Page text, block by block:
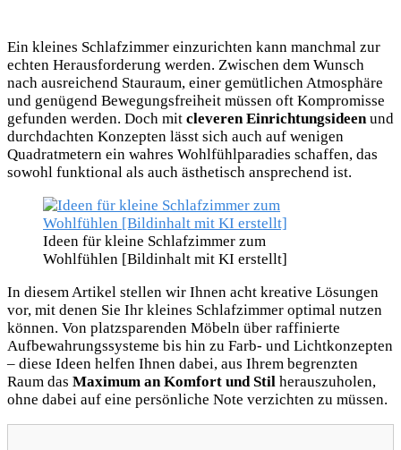
Ein kleines Schlafzimmer einzurichten kann manchmal zur
echten Herausforderung werden. Zwischen dem Wunsch
nach ausreichend Stauraum, einer gemütlichen Atmosphäre
und genügend Bewegungsfreiheit müssen oft Kompromisse
gefunden werden. Doch mit cleveren Einrichtungsideenund
durchdachten Konzepten lässt sich auch auf wenigen
Quadratmetern ein wahres Wohlfühlparadies schaffen, das
sowohl funktional als auch ästhetisch ansprechend ist.
Ideen für kleine Schlafzimmer zum
Wohlfühlen [Bildinhalt mit KI erstellt]
In diesem Artikel stellen wir Ihnen acht kreative Lösungen
vor, mit denen Sie Ihr kleines Schlafzimmer optimal nutzen
können. Von platzsparenden Möbeln über raffinierte
Aufbewahrungssysteme bis hin zu Farb- und Lichtkonzepten
– diese Ideen helfen Ihnen dabei, aus Ihrem begrenzten
Raum das Maximum an Komfort und Stil herauszuholen,
ohne dabei auf eine persönliche Note verzichten zu müssen.